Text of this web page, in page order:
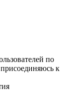
по
присоединяюсь к